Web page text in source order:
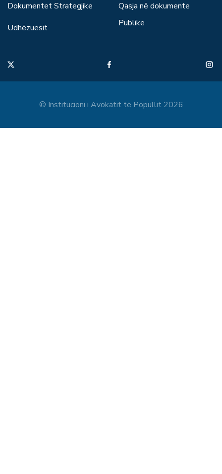
Dokumentet Strategjike
Udhëzuesit
Qasja në dokumente
Publike
© Institucioni i Avokatit të Popullit 2026